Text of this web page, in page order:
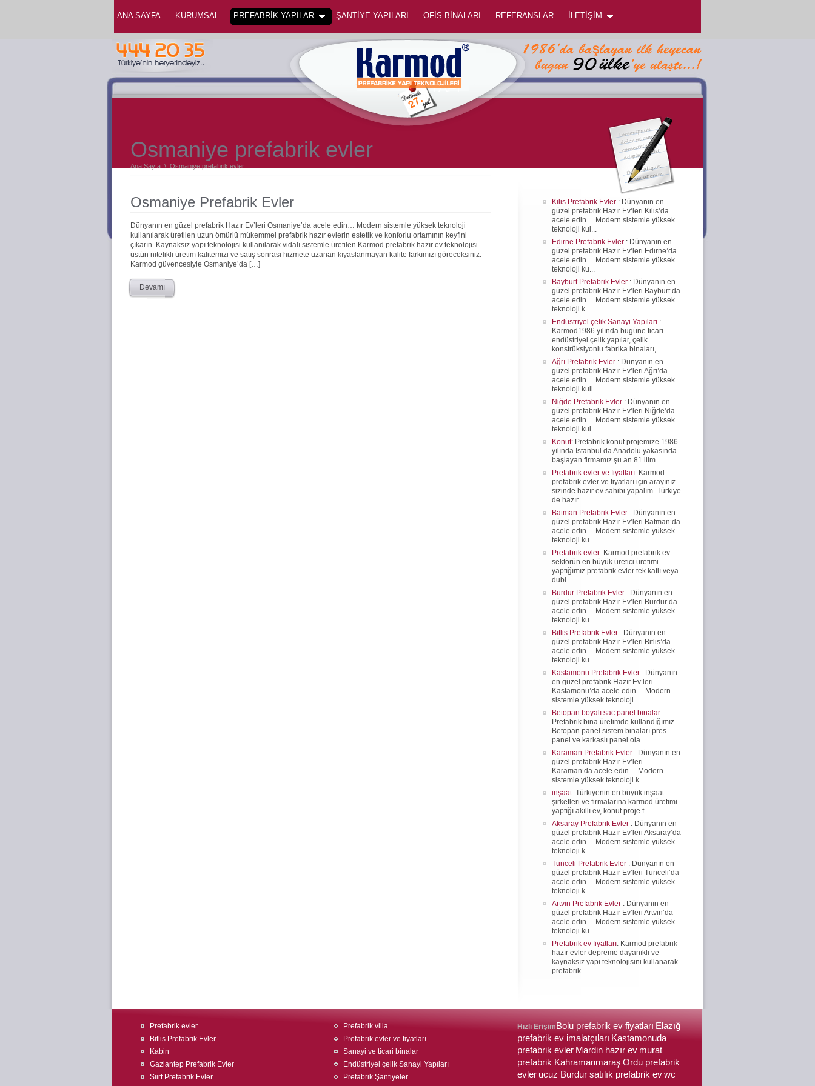
ANA SAYFA KURUMSAL PREFABRİK YAPILAR ŞANTİYE YAPILARI OFİS BİNALARI REFERANSLAR İLETİŞİM
Osmaniye prefabrik evler
Ana Sayfa \ Osmaniye prefabrik evler
Osmaniye Prefabrik Evler
Dünyanın en güzel prefabrik Hazır Ev’leri Osmaniye’da acele edin… Modern sistemle yüksek teknoloji
kullanılarak üretilen uzun ömürlü mükemmel prefabrik hazır evlerin estetik ve konforlu ortamının keyfini
çıkarın. Kaynaksız yapı teknolojisi kullanılarak vidalı sistemle üretilen Karmod prefabrik hazır ev teknolojisi
üstün nitelikli üretim kalitemizi ve satış sonrası hizmete uzanan kıyaslanmayan kalite farkımızı göreceksiniz.
Karmod güvencesiyle Osmaniye’da […]
Devamı
Kilis Prefabrik Evler : Dünyanın en
güzel prefabrik Hazır Ev’leri Kilis’da
acele edin… Modern sistemle yüksek
teknoloji kul...
Edirne Prefabrik Evler : Dünyanın en
güzel prefabrik Hazır Ev’leri Edirne’da
acele edin… Modern sistemle yüksek
teknoloji ku...
Bayburt Prefabrik Evler : Dünyanın en
güzel prefabrik Hazır Ev’leri Bayburt’da
acele edin… Modern sistemle yüksek
teknoloji k...
Endüstriyel çelik Sanayi Yapıları :
Karmod1986 yılında bugüne ticari
endüstriyel çelik yapılar, çelik
konstrüksiyonlu fabrika binaları, ...
Ağrı Prefabrik Evler : Dünyanın en
güzel prefabrik Hazır Ev’leri Ağrı’da
acele edin… Modern sistemle yüksek
teknoloji kull...
Niğde Prefabrik Evler : Dünyanın en
güzel prefabrik Hazır Ev’leri Niğde’da
acele edin… Modern sistemle yüksek
teknoloji kul...
Konut: Prefabrik konut projemize 1986
yılında İstanbul da Anadolu yakasında
başlayan firmamız şu an 81 ilim...
Prefabrik evler ve fiyatları: Karmod
prefabrik evler ve fiyatları için arayınız
sizinde hazır ev sahibi yapalım. Türkiye
de hazır ...
Batman Prefabrik Evler : Dünyanın en
güzel prefabrik Hazır Ev’leri Batman’da
acele edin… Modern sistemle yüksek
teknoloji ku...
Prefabrik evler: Karmod prefabrik ev
sektörün en büyük üretici üretimi
yaptığımız prefabrik evler tek katlı veya
dubl...
Burdur Prefabrik Evler : Dünyanın en
güzel prefabrik Hazır Ev’leri Burdur’da
acele edin… Modern sistemle yüksek
teknoloji ku...
Bitlis Prefabrik Evler : Dünyanın en
güzel prefabrik Hazır Ev’leri Bitlis’da
acele edin… Modern sistemle yüksek
teknoloji ku...
Kastamonu Prefabrik Evler : Dünyanın
en güzel prefabrik Hazır Ev’leri
Kastamonu’da acele edin… Modern
sistemle yüksek teknoloji...
Betopan boyalı sac panel binalar:
Prefabrik bina üretimde kullandığımız
Betopan panel sistem binaları pres
panel ve karkaslı panel ola...
Karaman Prefabrik Evler : Dünyanın en
güzel prefabrik Hazır Ev’leri
Karaman’da acele edin… Modern
sistemle yüksek teknoloji k...
inşaat: Türkiyenin en büyük inşaat
şirketleri ve firmalarına karmod üretimi
yaptığı akıllı ev, konut proje f...
Aksaray Prefabrik Evler : Dünyanın en
güzel prefabrik Hazır Ev’leri Aksaray’da
acele edin… Modern sistemle yüksek
teknoloji k...
Tunceli Prefabrik Evler : Dünyanın en
güzel prefabrik Hazır Ev’leri Tunceli’da
acele edin… Modern sistemle yüksek
teknoloji k...
Artvin Prefabrik Evler : Dünyanın en
güzel prefabrik Hazır Ev’leri Artvin’da
acele edin… Modern sistemle yüksek
teknoloji ku...
Prefabrik ev fiyatları: Karmod prefabrik
hazır evler depreme dayanıklı ve
kaynaksız yapı teknolojisini kullanarak
prefabrik ...
Prefabrik evler
Bitlis Prefabrik Evler
Kabin
Gaziantep Prefabrik Evler
Siirt Prefabrik Evler
Prefabrik villa
Prefabrik evler ve fiyatları
Sanayi ve ticari binalar
Endüstriyel çelik Sanayi Yapıları
Prefabrik Şantiyeler
Hızlı Erişim Bolu prefabrik ev fiyatları Elazığ
prefabrik ev imalatçıları Kastamonuda
prefabrik evler Mardin hazır ev murat
prefabrik Kahramanmaraş Ordu prefabrik
evler ucuz Burdur satılık prefabrik evwc